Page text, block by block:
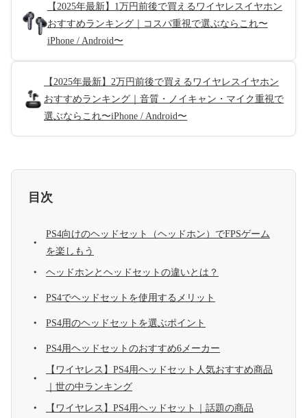
【2025年最新】1万円前後で買えるワイヤレスイヤホン
おすすめランキング｜コスパ重視で選ぶならこれ〜
iPhone / Android〜
【2025年最新】2万円前後で買えるワイヤレスイヤホン
おすすめランキング｜音質・ノイキャン・マイク重視で
選ぶならこれ〜iPhone / Android〜
目次
PS4向けのヘッドセット（ヘッドホン）でFPSゲーム
を楽しもう
ヘッドホンとヘッドセットの違いとは？
PS4でヘッドセットを使用するメリット
PS4用のヘッドセットを選ぶポイント
PS4用ヘッドセットのおすすめ6メーカー
【ワイヤレス】PS4用ヘッドセット人気おすすめ商品
｜世の中ランキング
【ワイヤレス】PS4用ヘッドセット｜話題の商品